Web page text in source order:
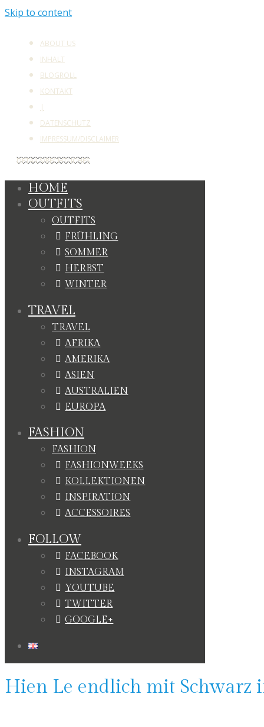
Skip to content
ABOUT US
INHALT
BLOGROLL
KONTAKT
|
DATENSCHUTZ
IMPRESSUM/DISCLAIMER
DETAILS/RECHTLICHES
HOME
OUTFITS
OUTFITS
FRÜHLING
SOMMER
HERBST
WINTER
TRAVEL
TRAVEL
AFRIKA
AMERIKA
ASIEN
AUSTRALIEN
EUROPA
FASHION
FASHION
FASHIONWEEKS
KOLLEKTIONEN
INSPIRATION
ACCESSOIRES
FOLLOW
FACEBOOK
INSTAGRAM
YOUTUBE
TWITTER
GOOGLE+
Hien Le endlich mit Schwarz